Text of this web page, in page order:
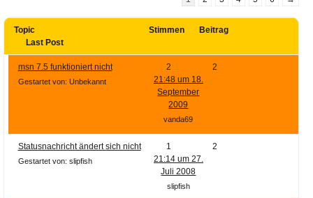
Topic Stimmen
Beitrag
Last Post
msn 7.5 funktioniert nicht
Gestartet von: Unbekannt
2
2
21:48 um 18.
September
2009
vanda69
Statusnachricht ändert sich nicht
Gestartet von: slipfish
1
2
21:14 um 27.
Juli 2008
slipfish
GMail, Thunderbird
oder auch
KuNoMail, usw.
Ihre E-Mail
E-Mail bestätigen